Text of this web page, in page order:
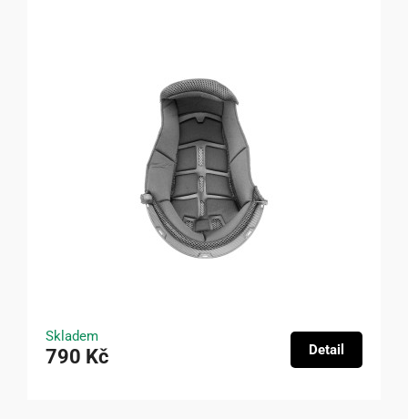
Skladem
790 Kč Detail